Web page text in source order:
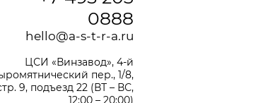
0888
hello@a-s-t-r-a.ru
ЦСИ «Винзавод», 4-й
пер., 1/8,
9, подъезд 22 (ВТ – ВС,
12:00 – 20:00)